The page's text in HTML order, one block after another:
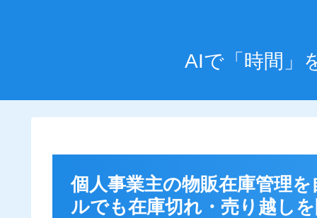
AIで「時間」
個人事業主の物販在庫管理
ルでも在庫切れ・売り越し